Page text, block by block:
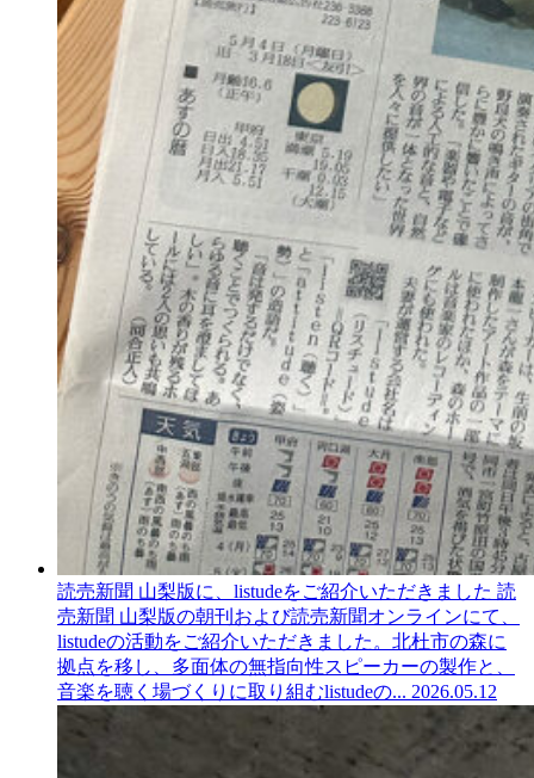
読売新聞 山梨版に、listudeをご紹介いただきました 読
売新聞 山梨版の朝刊および読売新聞オンラインにて、
listudeの活動をご紹介いただきました。北杜市の森に
拠点を移し、多面体の無指向性スピーカーの製作と、
音楽を聴く場づくりに取り組むlistudeの... 2026.05.12